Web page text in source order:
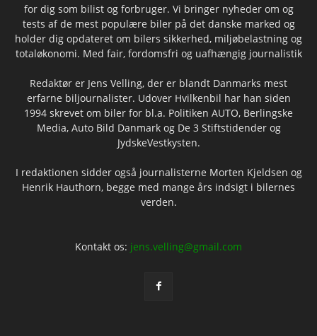
for dig som bilist og forbruger. Vi bringer nyheder om og
tests af de mest populære biler på det danske marked og
holder dig opdateret om bilers sikkerhed, miljøbelastning og
totaløkonomi. Med fair, fordomsfri og uafhængig journalistik
Redaktør er Jens Velling, der er blandt Danmarks mest
erfarne biljournalister. Udover Hvilkenbil har han siden
1994 skrevet om biler for bl.a. Politiken AUTO, Berlingske
Media, Auto Bild Danmark og De 3 Stiftstidender og
JydskeVestkysten.
I redaktionen sidder også journalisterne Morten Kjeldsen og
Henrik Hauthorn, begge med mange års indsigt i bilernes
verden.
Kontakt os: jens.velling@gmail.com